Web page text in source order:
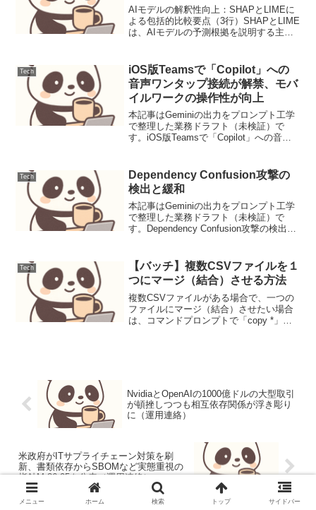
AIモデルの解釈性向上：SHAPとLIMEに
よる包括的比較要点（3行）SHAPとLIME
は、AIモデルの予測根拠を説明する主要
運用が可能になります。SHAPはゲーム
理論...
Tech
iOS版Teamsで「Copilot」への
音声ワンタップ接続が解禁、モバ
イルワークの操作性が向上
本記事はGeminiの出力をプロンプト工学
で整理した業務ドラフト（未検証）で
す。iOS版Teamsで「Copilot」への音声
リでCopilotの音声機能へ即座...
Tech
Dependency Confusion攻撃の
検出と緩和
本記事はGeminiの出力をプロンプト工学
で整理した業務ドラフト（未検証）で
す。Dependency Confusion攻撃の検出と
における重要な脅...
Tech
【バッチ】複数CSVファイルを１
つにマージ（結合）させる方法
複数CSVファイルがある場合で、一つの
ファイルにマージ（結合）させたい場合
は、コマンドプロンプトで「copy *」を
NvidiaとOpenAIの1000億ドルの大型取引
が頓挫しつつも相互依存関係が浮き彫り
に（運用連絡）
米政府がITサプライチェーン対策を刷
新、書類依存からSBOMなど実態重視の
指針M-26-05を公表（運用連絡）
メニュー ホーム 検索 トップ サイドバー